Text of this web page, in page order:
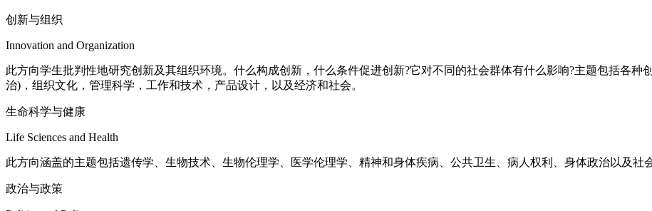
创新与组织
Innovation and Organization
此方向学生批判性地研究创新及其组织环境。什么构成创新，什么条件促进创新?它对不同的社会群体有什么影响?主题包括各
治)，组织文化，管理科学，工作和技术，产品设计，以及经济和社会。
生命科学与健康
Life Sciences and Health
此方向涵盖的主题包括遗传学、生物技术、生物伦理学、医学伦理学、精神和身体疾病、公共卫生、病人权利、身体政治以及社
政治与政策